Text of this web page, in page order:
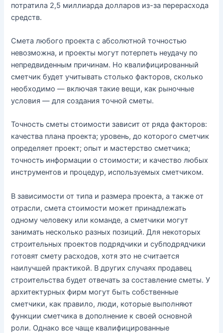
потратила 2,5 миллиарда долларов из-за перерасхода
средств.
Смета любого проекта с абсолютной точностью
невозможна, и проекты могут потерпеть неудачу по
непредвиденным причинам. Но квалифицированный
сметчик будет учитывать столько факторов, сколько
необходимо — включая такие вещи, как рыночные
условия — для создания точной сметы.
Точность сметы стоимости зависит от ряда факторов:
качества плана проекта; уровень, до которого сметчик
определяет проект; опыт и мастерство сметчика;
точность информации о стоимости; и качество любых
инструментов и процедур, используемых сметчиком.
В зависимости от типа и размера проекта, а также от
отрасли, смета стоимости может принадлежать
одному человеку или команде, а сметчики могут
занимать несколько разных позиций. Для некоторых
строительных проектов подрядчики и субподрядчики
готовят смету расходов, хотя это не считается
наилучшей практикой. В других случаях продавец
строительства будет отвечать за составление сметы. У
архитектурных фирм могут быть собственные
сметчики, как правило, люди, которые выполняют
функции сметчика в дополнение к своей основной
роли. Однако все чаще квалифицированные